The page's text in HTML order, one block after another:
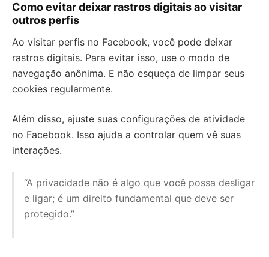
Como evitar deixar rastros digitais ao visitar
outros perfis
Ao visitar perfis no Facebook, você pode deixar
rastros digitais. Para evitar isso, use o modo de
navegação anônima. E não esqueça de limpar seus
cookies regularmente.
Além disso, ajuste suas configurações de atividade
no Facebook. Isso ajuda a controlar quem vê suas
interações.
“A privacidade não é algo que você possa desligar
e ligar; é um direito fundamental que deve ser
protegido.”